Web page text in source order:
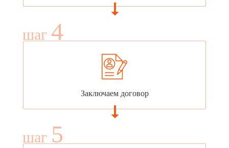
шаг 4
Заключаем договор
шаг 5